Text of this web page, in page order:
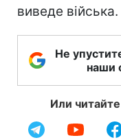
виведе війська.
Не
наши
Или